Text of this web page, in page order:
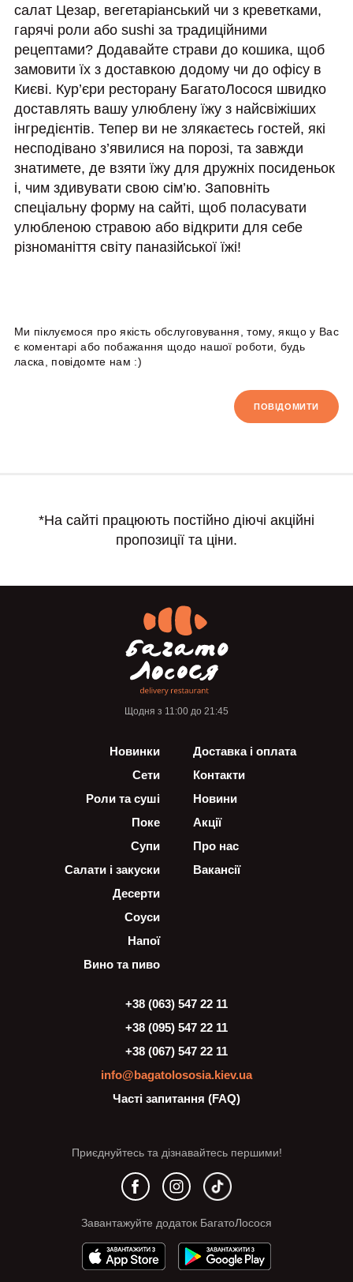
салат Цезар, вегетаріанський чи з креветками,
гарячі роли або sushi за традиційними
рецептами? Додавайте страви до кошика, щоб
замовити їх з доставкою додому чи до офісу в
Києві. Кур’єри ресторану БагатоЛосося швидко
доставлять вашу улюблену їжу з найсвіжіших
інгредієнтів. Тепер ви не злякаєтесь гостей, які
несподівано з’явилися на порозі, та завжди
знатимете, де взяти їжу для дружніх посиденьок
і, чим здивувати свою сім’ю. Заповніть
спеціальну форму на сайті, щоб поласувати
улюбленою стравою або відкрити для себе
різноманіття світу паназійської їжі!
Ми піклуємося про якість обслуговування, тому, якщо у Вас
є коментарі або побажання щодо нашої роботи, будь
ласка, повідомте нам :)
ПОВІДОМИТИ
*На сайті працюють постійно діючі акційні
пропозиції та ціни.
Щодня з 11:00 до 21:45
Новинки
Сети
Роли та суші
Поке
Супи
Салати і закуски
Десерти
Соуси
Напої
Вино та пиво
Доставка і оплата
Контакти
Новини
Акції
Про нас
Вакансії
+38 (063) 547 22 11
+38 (095) 547 22 11
+38 (067) 547 22 11
info@bagatolososia.kiev.ua
Часті запитання (FAQ)
Завантажуйте додаток БагатоЛосося
Приєднуйтесь та дізнавайтесь першими!